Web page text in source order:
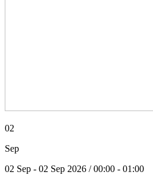
02
Sep
02 Sep - 02 Sep 2026 / 00:00 - 01:00